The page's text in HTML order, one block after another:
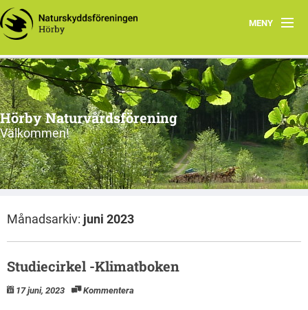
MENY
Hem
Natur i Mellanskåne
PROGRAM
Om oss
Kontakt
Hörby Naturvårdsförening
Välkommen!
Månadsarkiv: juni 2023
Studiecirkel -Klimatboken
17 juni, 2023 Kommentera